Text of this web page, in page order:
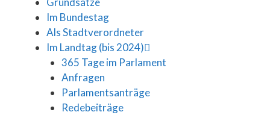
Im Bundestag
Als Stadtverordneter
Im Landtag (bis 2024)
365 Tage im Parlament
Anfragen
Parlamentsanträge
Redebeiträge